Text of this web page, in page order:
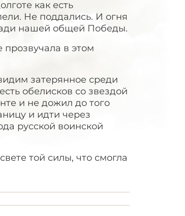
как есть
Не поддались. И огня
нашей общей Победы.
в этом
затерянное среди
обелисков со звездой
и не дожил до того
и идти через
русской воинской
той силы, что смогла